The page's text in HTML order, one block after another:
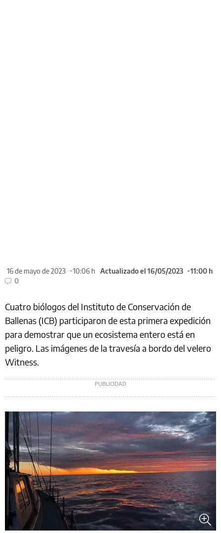
16 de mayo de 2023 10:06 h Actualizado el 16/05/2023
11:00 h
0
Cuatro biólogos del Instituto de Conservación de
Ballenas (ICB) participaron de esta primera expedición
para demostrar que un ecosistema entero está en
peligro. Las imágenes de la travesía a bordo del velero
Witness.